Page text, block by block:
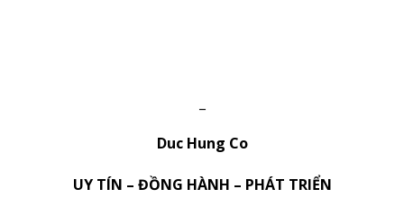
Duc Hung Co
UY TÍN – ĐỒNG HÀNH – PHÁT TRIỂN